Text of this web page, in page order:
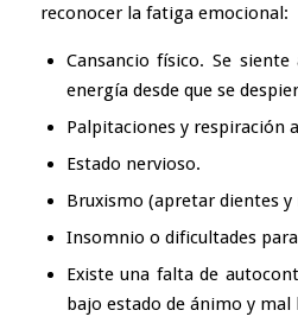
reconocer la fatiga emocional:
Cansancio físico. Se
energía desde que se
Palpitaciones y respiración
Estado nervioso.
Bruxismo (apretar dientes y
Insomnio o dificultades
Existe una falta de
bajo estado de ánimo y mal